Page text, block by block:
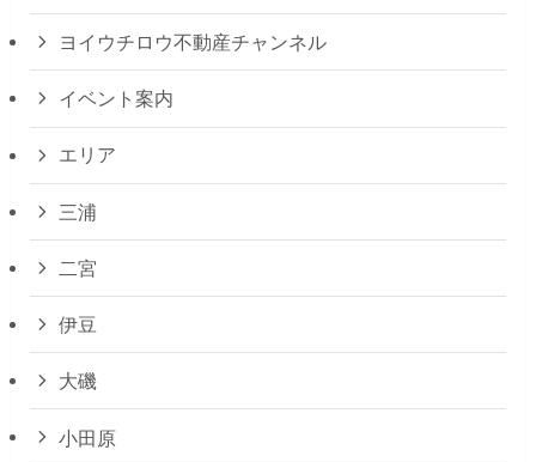
ヨイウチロウ不動産チャンネル
イベント案内
エリア
三浦
二宮
伊豆
大磯
小田原